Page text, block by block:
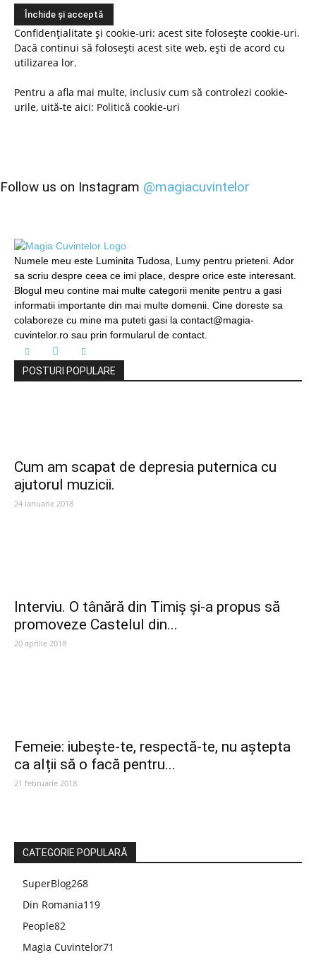
Confidențialitate și cookie-uri: acest site folosește cookie-uri.
Dacă continui să folosești acest site web, ești de acord cu
utilizarea lor.
Pentru a afla mai multe, inclusiv cum să controlezi cookie-
urile, uită-te aici: Politică cookie-uri
Follow us on Instagram @magiacuvintelor
Numele meu este Luminita Tudosa, Lumy pentru prieteni. Ador
sa scriu despre ceea ce imi place, despre orice este interesant.
Blogul meu contine mai multe categorii menite pentru a gasi
informatii importante din mai multe domenii. Cine doreste sa
colaboreze cu mine ma puteti gasi la contact@magia-
cuvintelor.ro sau prin formularul de contact.
POSTURI POPULARE
Cum am scapat de depresia puternica cu
ajutorul muzicii.
24 ianuarie 2018
Interviu. O tânără din Timiș și-a propus să
promoveze Castelul din...
20 aprilie 2018
Femeie: iubește-te, respectă-te, nu aștepta
ca alții să o facă pentru...
21 februarie 2018
CATEGORIE POPULARĂ
SuperBlog268
Din Romania119
People82
Magia Cuvintelor71